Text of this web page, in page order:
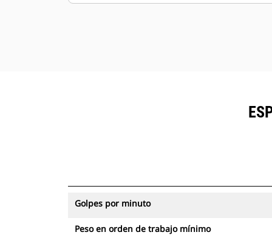
Golpes por minuto
Peso en orden de trabajo mínimo